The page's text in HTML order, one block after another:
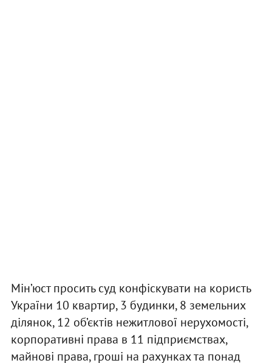
Мін’юст просить суд конфіскувати на користь
України 10 квартир, 3 будинки, 8 земельних
ділянок, 12 об’єктів нежитлової нерухомості,
корпоративні права в 11 підприємствах,
майнові права, гроші на рахунках та понад